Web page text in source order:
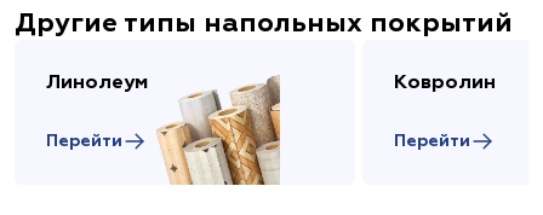
Другие типы напольных покрытий
Линолеум
Перейти
Ковролин
Перейти